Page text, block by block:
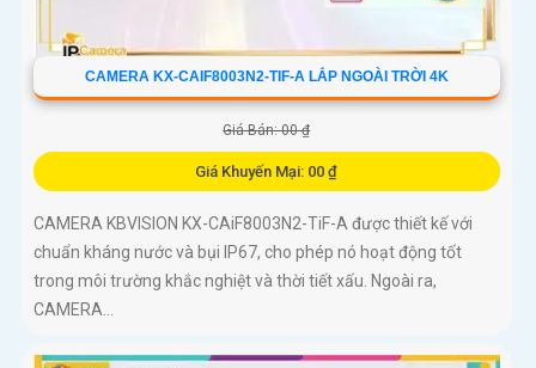
CAMERA KX-CAIF8003N2-TIF-A LẮP NGOÀI TRỜI 4K
Giá Bán: 00 ₫
Giá Khuyến Mại: 00 ₫
CAMERA KBVISION KX-CAiF8003N2-TiF-A được thiết kế với
chuẩn kháng nước và bụi IP67, cho phép nó hoạt động tốt
trong môi trường khắc nghiệt và thời tiết xấu. Ngoài ra,
CAMERA...